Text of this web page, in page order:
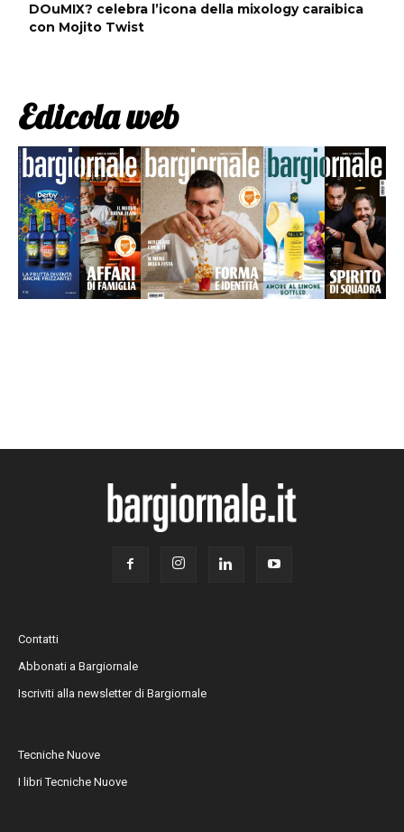
DOuMIX? celebra l’icona della mixology caraibica
con Mojito Twist
Edicola web
Contatti
Abbonati a Bargiornale
Iscriviti alla newsletter di Bargiornale
Tecniche Nuove
I libri Tecniche Nuove